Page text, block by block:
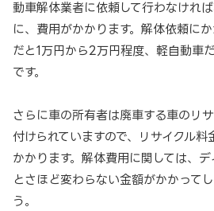
動車解体業者に依頼して行わなけれ
に、費用がかかります。解体依頼に
だと1万円から2万円程度、軽自動車
です。
さらに車の所有者は廃車する車のリ
付けられていますので、リサイクル
かかります。解体費用に関しては、
とさほど変わらない金額がかかって
う。